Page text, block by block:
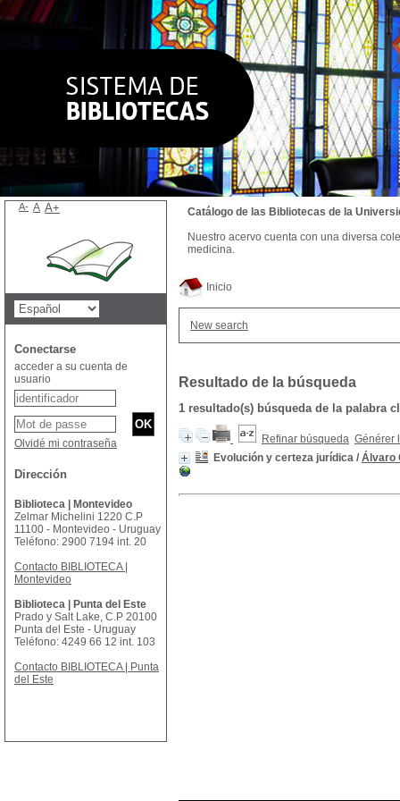
Inicio
New search
Resultado de la búsqueda
1 resultado(s) búsqueda de la palabra
Refinar búsqueda Générer
Evolución y certeza jurídica / Álvaro
Catálogo de las Bibliotecas de la
Nuestro acervo cuenta con una diversa
medicina.
A- A A+
Conectarse
acceder a su cuenta de
usuario
Olvidé mi contraseña
Dirección
Biblioteca | Montevideo
Zelmar Michelini 1220 C.P
11100 - Montevideo - Uruguay
Teléfono: 2900 7194 int. 20
Contacto BIBLIOTECA |
Montevideo
Biblioteca | Punta del Este
Prado y Salt Lake, C.P 20100
Punta del Este - Uruguay
Teléfono: 4249 66 12 int. 103
Contacto BIBLIOTECA | Punta
del Este